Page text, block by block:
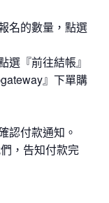
名的數量，點選
選『前往結帳』
』下單購
認付款通知。
，告知付款完